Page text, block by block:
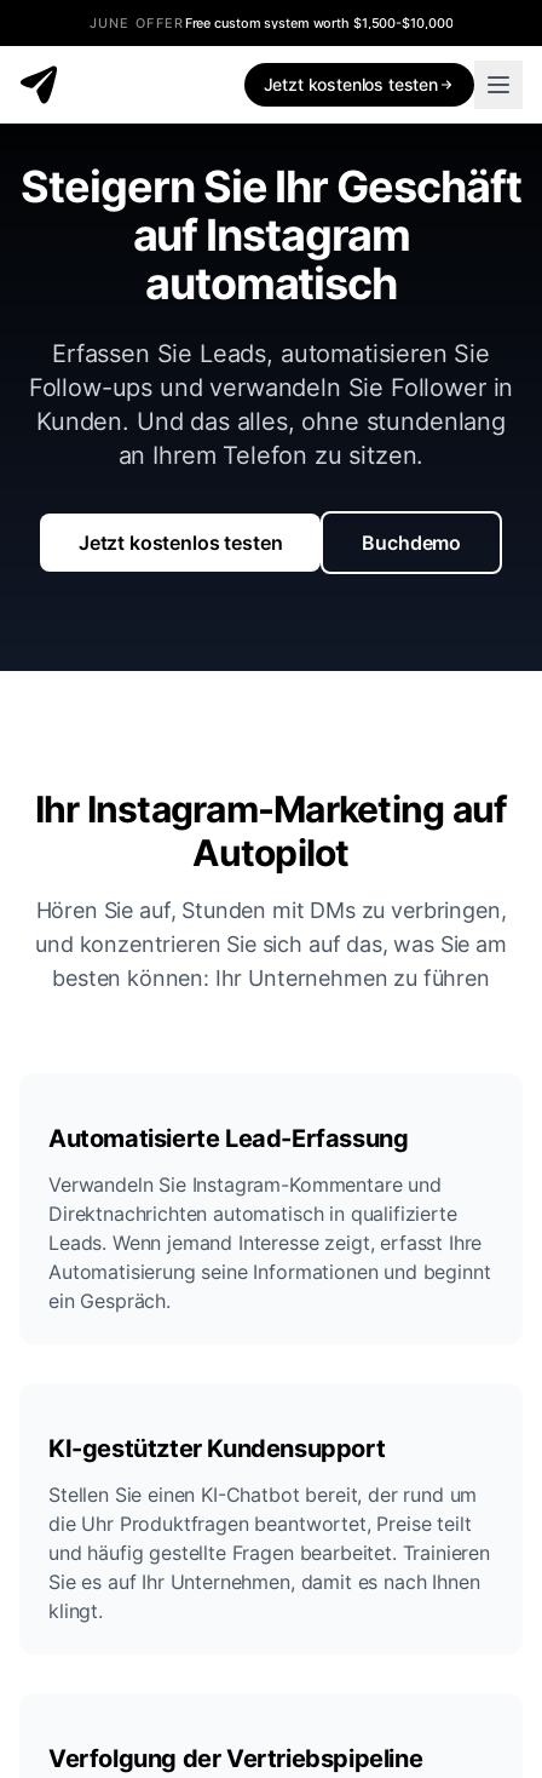
JUNE OFFERFree custom system worth $1,500-$10,000
Jetzt kostenlos testen
Steigern Sie Ihr Geschäft
auf Instagram
automatisch
Erfassen Sie Leads, automatisieren Sie
Follow-ups und verwandeln Sie Follower in
Kunden. Und das alles, ohne stundenlang
an Ihrem Telefon zu sitzen.
Jetzt kostenlos testen Buchdemo
Ihr Instagram-Marketing auf
Autopilot
Hören Sie auf, Stunden mit DMs zu verbringen,
und konzentrieren Sie sich auf das, was Sie am
besten können: Ihr Unternehmen zu führen
Automatisierte Lead-Erfassung
Verwandeln Sie Instagram-Kommentare und
Direktnachrichten automatisch in qualifizierte
Leads. Wenn jemand Interesse zeigt, erfasst Ihre
Automatisierung seine Informationen und beginnt
ein Gespräch.
KI-gestützter Kundensupport
Stellen Sie einen KI-Chatbot bereit, der rund um
die Uhr Produktfragen beantwortet, Preise teilt
und häufig gestellte Fragen bearbeitet. Trainieren
Sie es auf Ihr Unternehmen, damit es nach Ihnen
klingt.
Verfolgung der Vertriebspipeline